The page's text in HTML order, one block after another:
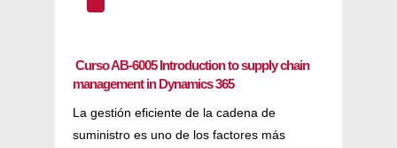
Curso AB-6005 Introduction to supply chain
management in Dynamics 365
La gestión eficiente de la cadena de
suministro es uno de los factores más